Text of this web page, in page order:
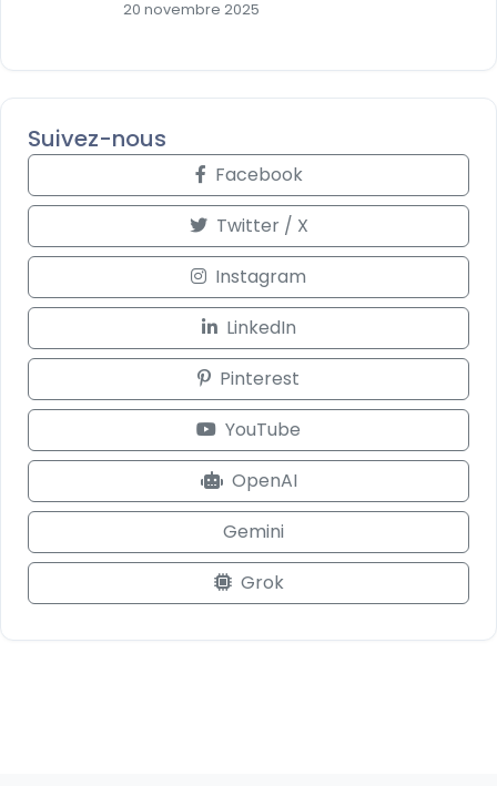
20 novembre 2025
Suivez-nous
Facebook
Twitter / X
Instagram
LinkedIn
Pinterest
YouTube
OpenAI
Gemini
Grok